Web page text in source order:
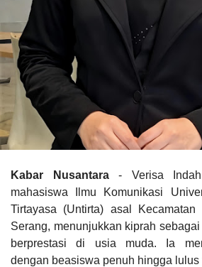
Kabar Nusantara- Verisa Indah
mahasiswa Ilmu Komunikasi
Tirtayasa (Untirta) asal Kecamatan
Serang, menunjukkan kiprah
berprestasi di usia muda. Ia
dengan beasiswa penuh hingga